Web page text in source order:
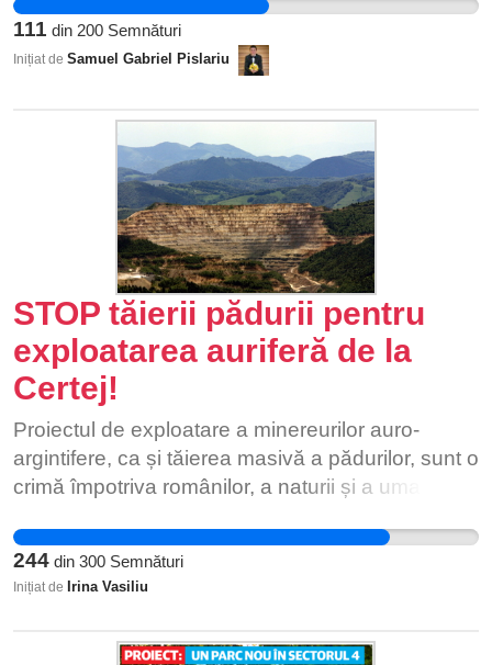
și bordurilor. Vrem să respirăm aer curat și în
orașele mari, nu doar când mergem în vizită la
țară, la bunici. Dacă și tu crezi că ar trebui să
susține schimbarea!
111 din 200 Semnături
Inițiat de Samuel Gabriel Pislariu
STOP tăierii pădurii pentru
exploatarea auriferă de la
Certej!
Proiectul de exploatare a minereurilor auro-
argintifere, ca și tăierea masivă a pădurilor, sunt o
crimă împotriva românilor, a naturii și a umanității!
cauzat de acest tip de exploatare, în care au
pierit 76 de oameni! Crimele împotriva naturii se
plătesc!
244 din 300 Semnături
Inițiat de Irina Vasiliu